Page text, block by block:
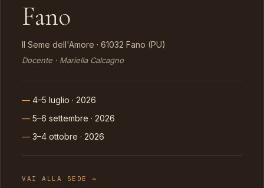
Fano
Il Seme dell'Amore · 61032 Fano (PU)
Docente · Mariella Calcagno
4–5 luglio · 2026
5–6 settembre · 2026
3–4 ottobre · 2026
VAI ALLA SEDE →